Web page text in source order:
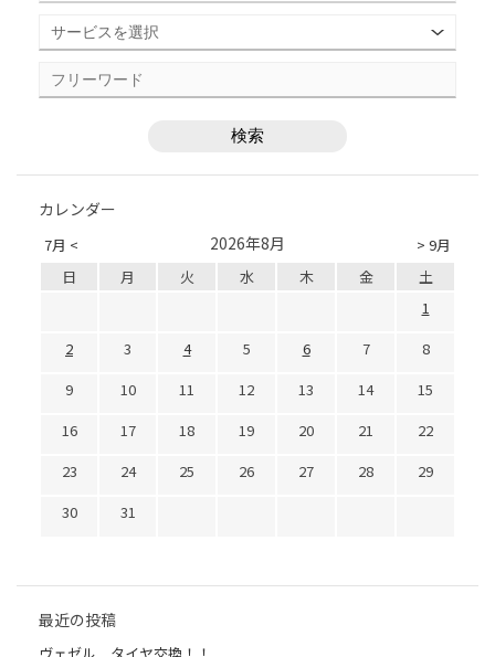
カレンダー
7月 < > 9月
2026年8月
日 月 火 水 木 金
土
1
2
3 4 5 6 7
8
9
10 11 12 13 14
15
16
17 18 19 20 21
22
23
24 25 26 27 28
29
30
31
最近の投稿